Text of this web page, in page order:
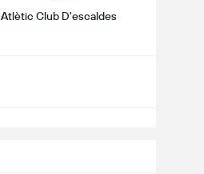
Atlètic Club D'escaldes